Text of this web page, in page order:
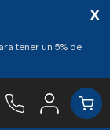
tener un 5% de
x